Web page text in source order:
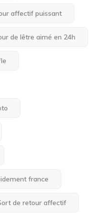
affectif puissant
de lêtre aimé en 24h
france
de retour affectif